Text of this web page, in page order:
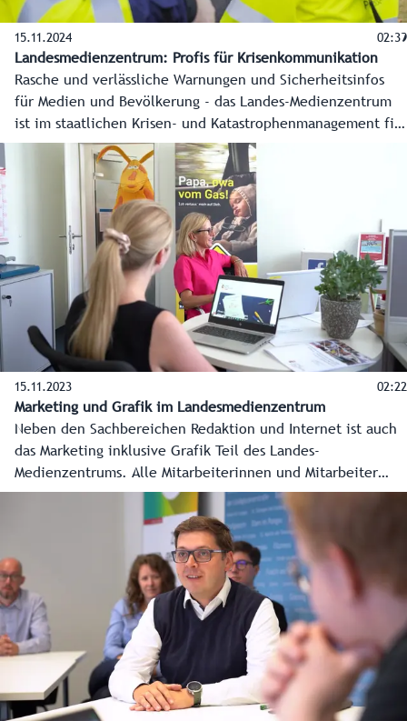
15.11.2024 02:39
Landesmedienzentrum: Profis für Krisenkommunikation
Rasche und verlässliche Warnungen und Sicherheitsinfos
für Medien und Bevölkerung - das Landes-Medienzentrum
ist im staatlichen Krisen- und Katastrophenmanagement fix
verankert und das unverzichtbare Bindeglied zwischen
Einsatzstäben und Öffentlichkeit. Die Redaktion arbeitet
unermüdlich an verlässlichen Infos für die Bevölkerung.
15.11.2023 02:22
Marketing und Grafik im Landesmedienzentrum
Neben den Sachbereichen Redaktion und Internet ist auch
das Marketing inklusive Grafik Teil des Landes-
Medienzentrums. Alle Mitarbeiterinnen und Mitarbeiter
arbeiten mit der Redaktion und dem Internet Hand in
Hand. Zusätzlich zu den alltäglichen Informationen über
wichtige Themen der Landesverwaltung werden hier
bewusstseinsbildende Marketingkampagnen für das
Bundesland Salzburg durch das Landes-Medienzentrum
umgesetzt. Im Auftrag der Landesregierung und der
Landesverwaltung wird dabei mit den Salzburger Medien
intensiv zusammen gearbeitet.